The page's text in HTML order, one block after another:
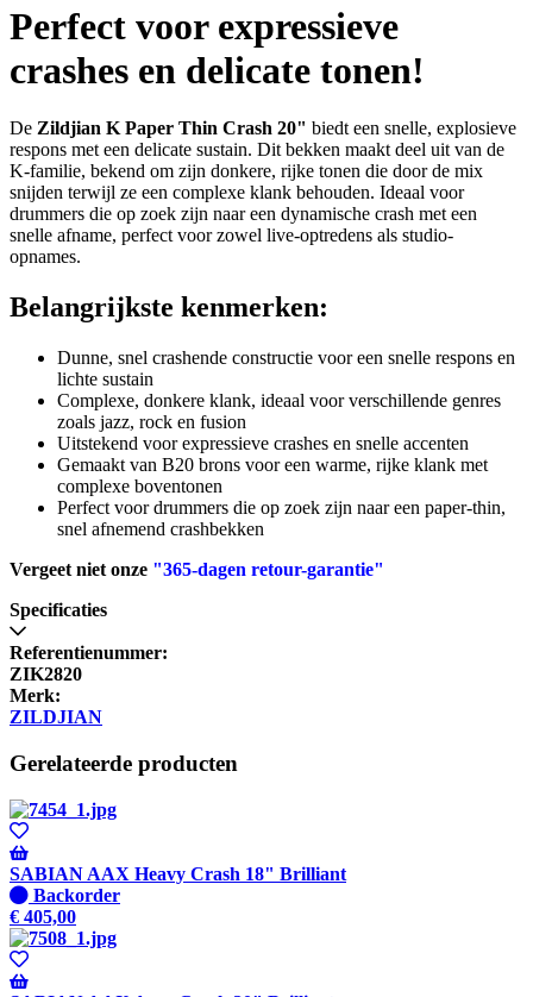
Perfect voor expressieve
crashes en delicate tonen!
De Zildjian K Paper Thin Crash 20" biedt een snelle, explosieve
respons met een delicate sustain. Dit bekken maakt deel uit van de
K-familie, bekend om zijn donkere, rijke tonen die door de mix
snijden terwijl ze een complexe klank behouden. Ideaal voor
drummers die op zoek zijn naar een dynamische crash met een
snelle afname, perfect voor zowel live-optredens als studio-
opnames.
Belangrijkste kenmerken:
Dunne, snel crashende constructie voor een snelle respons en
lichte sustain
Complexe, donkere klank, ideaal voor verschillende genres
zoals jazz, rock en fusion
Uitstekend voor expressieve crashes en snelle accenten
Gemaakt van B20 brons voor een warme, rijke klank met
complexe boventonen
Perfect voor drummers die op zoek zijn naar een paper-thin,
snel afnemend crashbekken
Vergeet niet onze "365-dagen retour-garantie"
Specificaties
Referentienummer:
ZIK2820
Merk:
ZILDJIAN
Gerelateerde producten
SABIAN AAX Heavy Crash 18" Brilliant
Niet
op
voorraad
-
Wordt
Backorder
€ 405,00